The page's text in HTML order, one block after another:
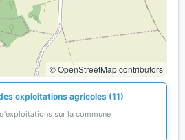
© OpenStreetMap contributors
exploitations agricoles (11)
sur la commune